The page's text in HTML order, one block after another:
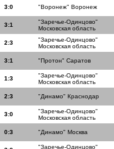
3:0 "Воронеж" Воронеж
3:1
"Заречье-Одинцово"
Московская область
2:3
"Заречье-Одинцово"
Московская область
3:1 "Протон" Саратов
1:3
"Заречье-Одинцово"
Московская область
2:3 "Динамо" Краснодар
3:0
"Заречье-Одинцово"
Московская область
0:3 "Динамо" Москва
"Заречье-Одинцово"